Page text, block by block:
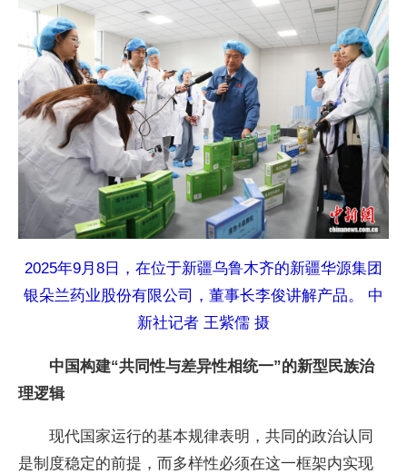
2025年9月8日，在位于新疆乌鲁木齐的新疆华源集团
银朵兰药业股份有限公司，董事长李俊讲解产品。 中
新社记者 王紫儒 摄
中国构建“共同性与差异性相统一”的新型民族治
理逻辑
现代国家运行的基本规律表明，共同的政治认同
是制度稳定的前提，而多样性必须在这一框架内实现